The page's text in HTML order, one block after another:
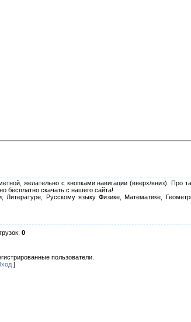
желательно с кнопками навигации (вверх/вниз). Про
бесплатно скачать с нашего сайта!
Русскому языку Физике, Математике,
0
пользователи.
]